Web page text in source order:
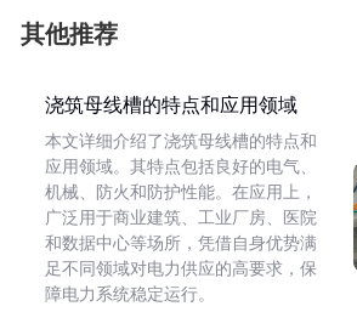
其他推荐
浇筑母线槽的特点和应用领域
本文详细介绍了浇筑母线槽的特点和
应用领域。其特点包括良好的电气、
机械、防火和防护性能。在应用上，
广泛用于商业建筑、工业厂房、医院
和数据中心等场所，凭借自身优势满
足不同领域对电力供应的高要求，保
障电力系统稳定运行。